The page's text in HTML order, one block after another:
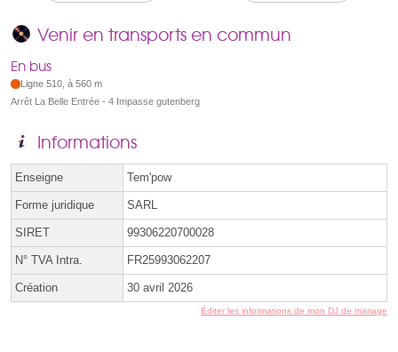
Venir en transports en commun
En bus
Ligne 510, à 560 m
Arrêt La Belle Entrée - 4 Impasse gutenberg
Informations
Enseigne Tem'pow
Forme juridique SARL
SIRET 99306220700028
N° TVA Intra. FR25993062207
Création 30 avril 2026
Éditer les informations de mon DJ de mariage